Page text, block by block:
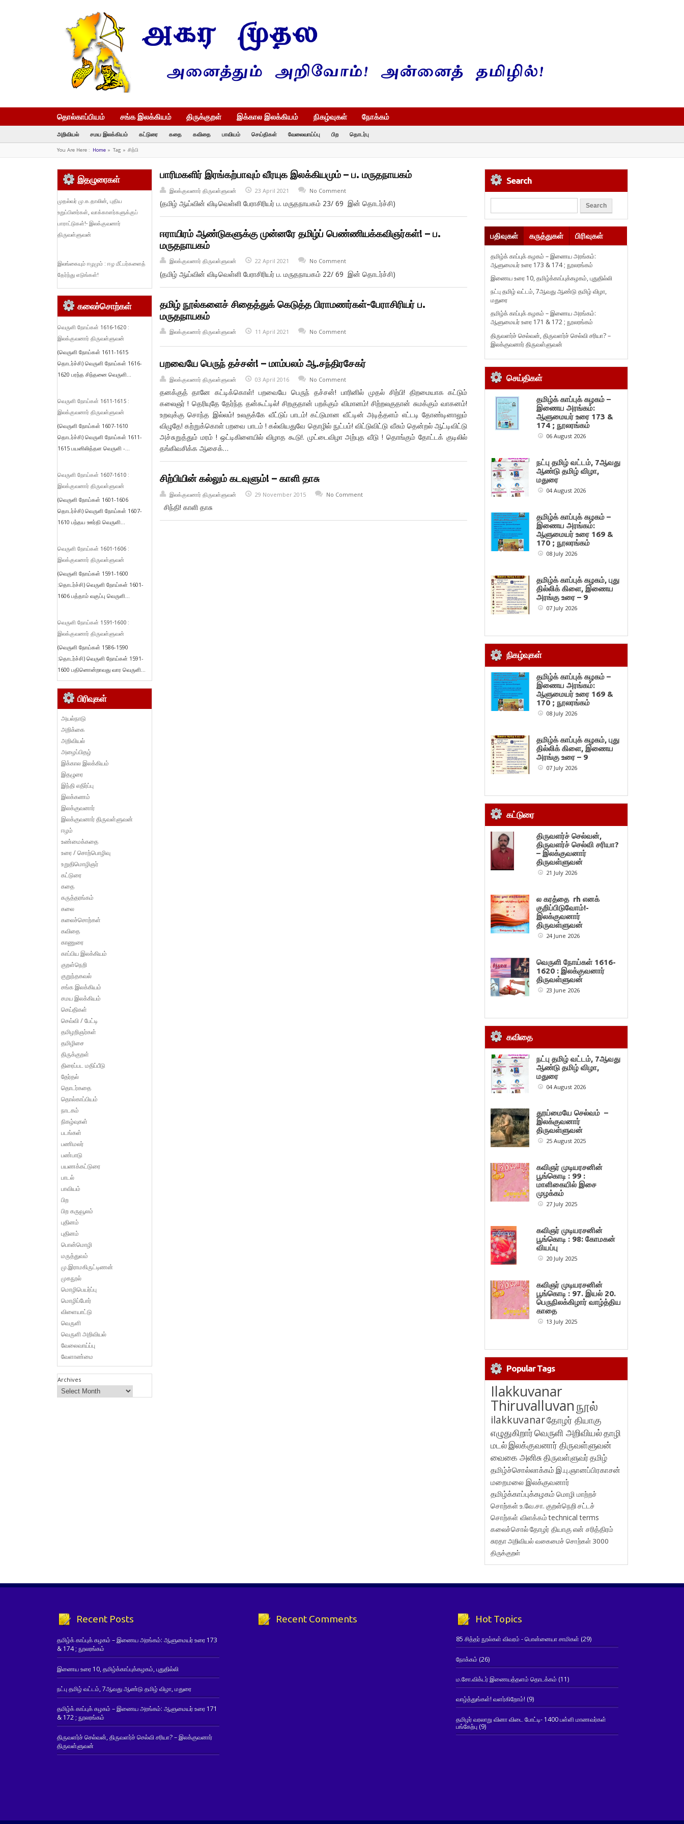
தொல்காப்பியம் சங்க இலக்கியம் திருக்குறள் இக்கால இலக்கியம் நிகழ்வுகள் நோக்கம்
அறிவியல் சமய இலக்கியம் கட்டுரை கதை கவிதை பாவியம் செய்திகள் வேலைவாய்ப்பு பிற தொடர்பு
You Are Here : Home» Tag » சிற்பி
பாரிமகளிர் இரங்கற்பாவும் வீரயுக இலக்கியமும் – ப. மருதநாயகம்
இலக்குவனார் திருவள்ளுவன் 23 April 2021 No Comment
(தமிழ் ஆய்வின் விடிவெள்ளி பேராசிரியர் ப. மருதநாயகம் 23/ 69 இன் தொடர்ச்சி)
ஈராயிரம் ஆண்டுகளுக்கு முன்னரே தமிழ்ப் பெண்ணியக்கவிஞர்கள்! – ப.
மருதநாயகம்
இலக்குவனார் திருவள்ளுவன் 22 April 2021 No Comment
(தமிழ் ஆய்வின் விடிவெள்ளி பேராசிரியர் ப. மருதநாயகம் 22/ 69 இன் தொடர்ச்சி)
தமிழ் நூல்களைச் சிதைத்துக் கெடுத்த பிராமணர்கள்-பேராசிரியர் ப.
மருதநாயகம்
இலக்குவனார் திருவள்ளுவன் 11 April 2021 No Comment
பறவையே பெருந் தச்சன்! – மாம்பலம் ஆ.சந்திரசேகர்
இலக்குவனார் திருவள்ளுவன் 03 April 2016 No Comment
தனக்குத் தானே கட்டிக்கொள்! பறவையே பெருந் தச்சன்! பாரினில் முதல் சிற்பி! திறமையாக கட்டும்
கலைஞர் ! தெரியுதே தேர்ந்த தன்கூட்டில்! சிறகுதான் பறக்கும் விமானம்! சிற்றலகுதான் சுமக்கும் வாகனம்!
உறவுக்கு சொந்த இல்லம்! உலகுக்கே வீட்டுப் பாடம்! கட்டுமான வீட்டின் அடித்தளம் எட்டடி தோண்டினாலும்
விழுதே! கற்றுக்கொள் பறவை பாடம் ! கல்வியதுவே தொழில் நுட்பம்! விட்டுவிட்டு வீசும் தென்றல் ஆட்டிவிட்டு
அச்சுறுத்தும் மரம் ! ஒட்டிகிளையில் விழாத கூடு!. முட்டைவிழா அற்புத வீடு ! தொங்கும் தோட்டக் குடிலில்
தங்கிவசிக்க ஆசைக்…
சிற்பியின் கல்லும் கடவுளும்! – காளி தாசு
இலக்குவனார் திருவள்ளுவன் 29 November 2015 No Comment
சிந்தி! காளி தாசு
இதழுரைகள்
முதல்வர் மு.க.தாலின், புதிய
உறுப்பினர்கள், வாக்காளர்களுக்குப்
பாராட்டுகள்!- இலக்குவனார்
திருவள்ளுவன்
இலங்கையும் ஈழமும் : ஈழ மீட்பர்களைத்
தேர்ந்து எடுங்கள்!
கலைச்சொற்கள்
வெருளி நோய்கள் 1616-1620 :
இலக்குவனார் திருவள்ளுவன்
(வெருளி நோய்கள் 1611-1615
தொடர்ச்சி) வெருளி நோய்கள் 1616-
1620 பரந்த சிந்தனை வெருளி...
வெருளி நோய்கள் 1611-1615 :
இலக்குவனார் திருவள்ளுவன்
(வெருளி நோய்கள் 1607-1610
தொடர்ச்சி) வெருளி நோய்கள் 1611-
1615 பயனிலித்தள வெருளி -...
வெருளி நோய்கள் 1607-1610 :
இலக்குவனார் திருவள்ளுவன்
(வெருளி நோய்கள் 1601-1606
தொடர்ச்சி) வெருளி நோய்கள் 1607-
1610 பந்தய ஊர்தி வெருளி...
வெருளி நோய்கள் 1601-1606 :
இலக்குவனார் திருவள்ளுவன்
(வெருளி நோய்கள் 1591-1600
:தொடர்ச்சி) வெருளி நோய்கள் 1601-
1606 பத்தாம் வகுப்பு வெருளி...
வெருளி நோய்கள் 1591-1600 :
இலக்குவனார் திருவள்ளுவன்
(வெருளி நோய்கள் 1586-1590
:தொடர்ச்சி) வெருளி நோய்கள் 1591-
1600 பதினொன்றாவது வார வெருளி...
பிரிவுகள்
அயல்நாடு
அறிக்கை
அறிவியல்
அழைப்பிதழ்
இக்கால இலக்கியம்
இதழுரை
இந்தி எதிர்ப்பு
இலக்கணம்
இலக்குவனார்
இலக்குவனார் திருவள்ளுவன்
ஈழம்
உண்மைக்கதை
உரை / சொற்பொழிவு
உறுதிமொழிஞர்
கட்டுரை
கதை
கருத்தரங்கம்
கலை
கலைச்சொற்கள்
கவிதை
காணுரை
காப்பிய இலக்கியம்
குறள்நெறி
குறுந்தகவல்
சங்க இலக்கியம்
சமய இலக்கியம்
செய்திகள்
செவ்வி / பேட்டி
தமிழறிஞர்கள்
தமிழிசை
திருக்குறள்
திரைப்பட மதிப்பீடு
தேர்தல்
தொடர்கதை
தொல்காப்பியம்
நாடகம்
நிகழ்வுகள்
படங்கள்
பணிமலர்
பண்பாடு
பயணக்கட்டுரை
பாடல்
பாவியம்
பிற
பிற கருவூலம்
புதினம்
புதினம்
பொன்மொழி
மருத்துவம்
மு.இராமகிருட்டிணன்
முகநூல்
மொழிபெயர்ப்பு
மொழிப்போர்
விளையாட்டு
வெருளி
வெருளி அறிவியல்
வேலைவாய்ப்பு
வேளாண்மை
Archives
Search
பதிவுகள் கருத்துகள் பிரிவுகள்
தமிழ்க் காப்புக் கழகம் – இணைய அரங்கம்:
ஆளுமையர் உரை 173 & 174 ; நூலரங்கம்
இணைய உரை 10, தமிழ்க்காப்புக்கழகம், புதுதில்லி
நட்பு தமிழ் வட்டம், 7ஆவது ஆண்டு தமிழ் விழா,
மதுரை
தமிழ்க் காப்புக் கழகம் – இணைய அரங்கம்:
ஆளுமையர் உரை 171 & 172 ; நூலரங்கம்
திருவளர்ச் செல்வன், திருவளர்ச் செல்வி சரியா? –
இலக்குவனார் திருவள்ளுவன்
செய்திகள்
தமிழ்க் காப்புக் கழகம் –
இணைய அரங்கம்:
ஆளுமையர் உரை 173 &
174 ; நூலரங்கம்
06 August 2026
நட்பு தமிழ் வட்டம், 7ஆவது
ஆண்டு தமிழ் விழா,
மதுரை
04 August 2026
தமிழ்க் காப்புக் கழகம் –
இணைய அரங்கம்:
ஆளுமையர் உரை 169 &
170 ; நூலரங்கம்
08 July 2026
தமிழ்க் காப்புக் கழகம், புது
தில்லிக் கிளை, இணைய
அரங்கு உரை – 9
07 July 2026
நிகழ்வுகள்
தமிழ்க் காப்புக் கழகம் –
இணைய அரங்கம்:
ஆளுமையர் உரை 169 &
170 ; நூலரங்கம்
08 July 2026
தமிழ்க் காப்புக் கழகம், புது
தில்லிக் கிளை, இணைய
அரங்கு உரை – 9
07 July 2026
கட்டுரை
திருவளர்ச் செல்வன்,
திருவளர்ச் செல்வி சரியா?
– இலக்குவனார்
திருவள்ளுவன்
21 July 2026
ல கரத்தை rh எனக்
குறிப்பிடுவோம்!-
இலக்குவனார்
திருவள்ளுவன்
24 June 2026
வெருளி நோய்கள் 1616-
1620 : இலக்குவனார்
திருவள்ளுவன்
23 June 2026
கவிதை
நட்பு தமிழ் வட்டம், 7ஆவது
ஆண்டு தமிழ் விழா,
மதுரை
04 August 2026
தூய்மையே செல்வம் –
இலக்குவனார்
திருவள்ளுவன்
25 August 2025
கவிஞர் முடியரசனின்
பூங்கொடி : 99 :
மாளிகையில் இசை
முழக்கம்
27 July 2025
கவிஞர் முடியரசனின்
பூங்கொடி : 98: கோமகன்
வியப்பு
20 July 2025
கவிஞர் முடியரசனின்
பூங்கொடி : 97. இயல் 20.
பெருநிலக்கிழார் வாழ்த்திய
காதை
13 July 2025
Popular Tags
Ilakkuvanar
Thiruvalluvanநூல்
ilakkuvanarதோழர் தியாகு
எழுதுகிறார்வெருளி அறிவியல்தாழி
மடல்இலக்குவனார் திருவள்ளுவன்
வைகை அனிசுதிருவள்ளுவர்தமிழ்
தமிழ்ச்சொல்லாக்கம் இ.பு.ஞானப்பிரகாசன்
மறைமலை இலக்குவனார்
தமிழ்க்காப்புக்கழகம் மொழி மாற்றச்
சொற்கள்உ.வே.சா. குறள்நெறி சட்டச்
சொற்கள் விளக்கம்technical terms
கலைச்சொல்தோழர் தியாகுஎன் சரித்திரம்
சுரதாஅறிவியல் வகைமைச் சொற்கள் 3000
திருக்குறள்
Recent Posts
தமிழ்க் காப்புக் கழகம் – இணைய அரங்கம்: ஆளுமையர் உரை 173
& 174 ; நூலரங்கம்
இணைய உரை 10, தமிழ்க்காப்புக்கழகம், புதுதில்லி
நட்பு தமிழ் வட்டம், 7ஆவது ஆண்டு தமிழ் விழா, மதுரை
தமிழ்க் காப்புக் கழகம் – இணைய அரங்கம்: ஆளுமையர் உரை 171
& 172 ; நூலரங்கம்
திருவளர்ச் செல்வன், திருவளர்ச் செல்வி சரியா? – இலக்குவனார்
திருவள்ளுவன்
Recent Comments Hot Topics
85 சித்தர் நூல்கள் விவரம் - பொன்னையா சாமிகள் (29)
நோக்கம் (26)
ம.சோ.விக்டர் இணையத்தளம் தொடக்கம் (11)
வாழ்த்துங்கள்! வளர்கிறோம்! (9)
தமிழர் வரலாறு வினா விடை போட்டி- 1400 பள்ளி மாணவர்கள்
பங்கேற்பு(9)